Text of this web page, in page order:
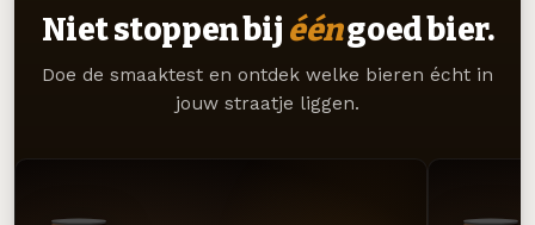
Niet stoppen bij ééngoed bier.
Doe de smaaktest en ontdek welke bieren écht in
jouw straatje liggen.